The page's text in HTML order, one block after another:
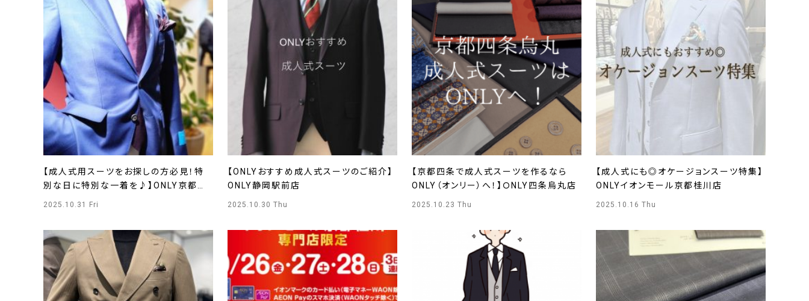
【成人式用スーツをお探しの方必見！特
別な日に特別な一着を♪】ONLY京都北
2025.10.31 Fri
【ONLYおすすめ成人式スーツのご紹介】
ONLY静岡駅前店
2025.10.30 Thu
【京都四条で成人式スーツを作るなら
ONLY（オンリー）へ！】ＯNLY四条烏丸店
2025.10.23 Thu
【成人式にも◎オケージョンスーツ特集】
ONLYイオンモール京都桂川店
2025.10.16 Thu